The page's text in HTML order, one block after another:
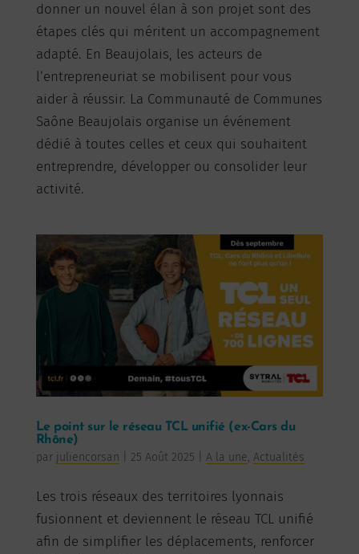
donner un nouvel élan à son projet sont des
étapes clés qui méritent un accompagnement
adapté. En Beaujolais, les acteurs de
l’entrepreneuriat se mobilisent pour vous
aider à réussir. La Communauté de Communes
Saône Beaujolais organise un événement
dédié à toutes celles et ceux qui souhaitent
entreprendre, développer ou consolider leur
activité.
Le point sur le réseau TCL unifié (ex-Cars du
Rhône)
par juliencorsan 25 Août 2025 A la une, Actualités
Les trois réseaux des territoires lyonnais
fusionnent et deviennent le réseau TCL unifié
afin de simplifier les déplacements, renforcer